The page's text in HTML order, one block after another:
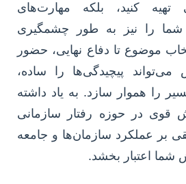
تهیه کنید، بلکه مهارت‌های
را نیز به طور چشمگیری
موضوع تا دفاع نهایی، حضور
پیچیدگی‌ها را ساده،
را هموار سازد. به یاد داشته
قوی در حوزه رفتار سازمانی
بر عملکرد سازمان‌ها و جامعه
شما اعتبار بخشد.